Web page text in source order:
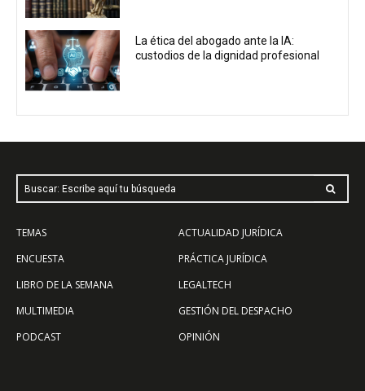
La ética del abogado ante la IA:
custodios de la dignidad profesional
Buscar: Escribe aquí tu búsqueda
TEMAS
ENCUESTA
LIBRO DE LA SEMANA
MULTIMEDIA
PODCAST
ACTUALIDAD JURÍDICA
PRÁCTICA JURÍDICA
LEGALTECH
GESTIÓN DEL DESPACHO
OPINIÓN